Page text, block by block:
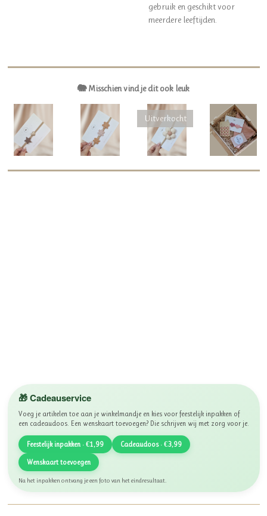
gebruik en geschikt voor
meerdere leeftijden.
🐘 Misschien vind je dit ook leuk
Uitverkocht
🎁 Cadeauservice
Voeg je artikelen toe aan je winkelmandje en kies voor feestelijk inpakken of
een cadeaudoos. Een wenskaart toevoegen? Die schrijven wij met zorg voor je.
Feestelijk inpakken · €1,99 Cadeaudoos · €3,99
Wenskaart toevoegen
Na het inpakken ontvang je een foto van het eindresultaat.